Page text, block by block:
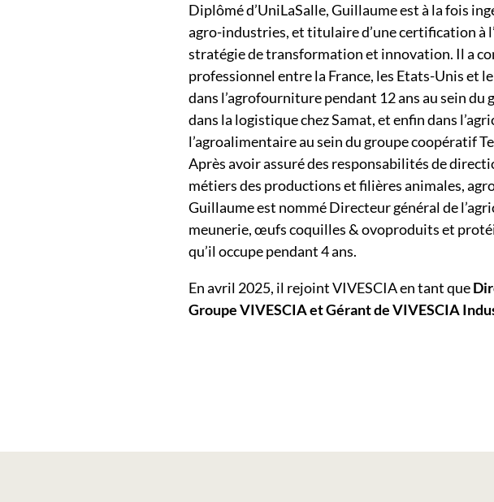
Diplômé d’UniLaSalle, Guillaume est à la fois
agro-industries, et titulaire d’une certification à
stratégie de transformation et innovation. Il a
professionnel entre la France, les Etats-Unis et
dans l’agrofourniture pendant 12 ans au sein du
dans la logistique chez Samat, et enfin dans
l’agroalimentaire au sein du groupe coopératif
Après avoir assuré des responsabilités de
métiers des productions et filières animales,
Guillaume est nommé Directeur général de
meunerie, œufs coquilles & ovoproduits et
qu’il occupe pendant 4 ans.
En avril 2025, il rejoint VIVESCIA en tant que
Groupe VIVESCIA et Gérant de VIVESCIA